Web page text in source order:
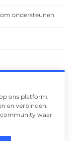
ondersteunen
ons platform.
en verbinden.
community waar